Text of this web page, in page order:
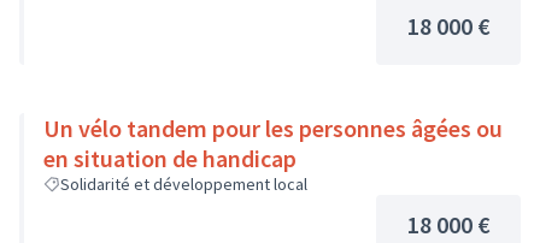
18 000 €
Un vélo tandem pour les personnes âgées ou
en situation de handicap
Solidarité et développement local
18 000 €